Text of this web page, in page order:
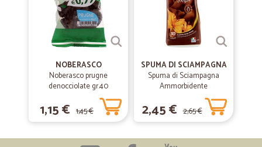
NOBERASCO
Noberasco prugne
denocciolate gr.40
1,15 € 1,45 €
SPUMA DI SCIAMPAGNA
Spuma di Sciampagna
Ammorbidente
Concentrato Carezza
d'Argan 600 ml
2,45 € 2,65 €